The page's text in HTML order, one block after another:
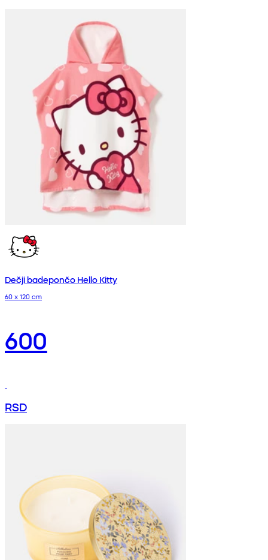
Dečji badepončo Hello Kitty
60 x 120 cm
600
RSD